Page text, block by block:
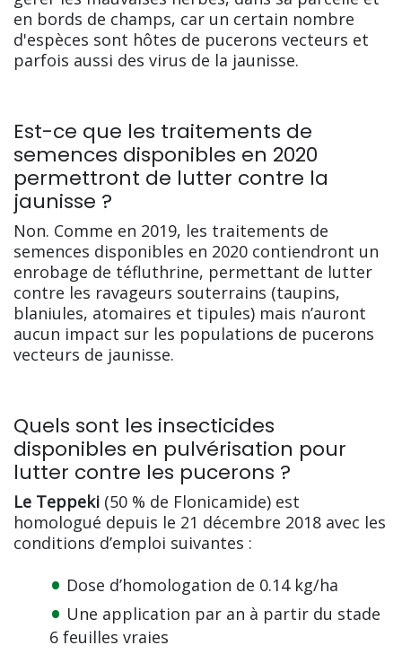
en bords de champs, car un certain nombre
d'espèces sont hôtes de pucerons vecteurs et
parfois aussi des virus de la jaunisse.
Est-ce que les traitements de
semences disponibles en 2020
permettront de lutter contre la
jaunisse ?
Non. Comme en 2019, les traitements de
semences disponibles en 2020 contiendront un
enrobage de téfluthrine, permettant de lutter
contre les ravageurs souterrains (taupins,
blaniules, atomaires et tipules) mais n’auront
aucun impact sur les populations de pucerons
vecteurs de jaunisse.
Quels sont les insecticides
disponibles en pulvérisation pour
lutter contre les pucerons ?
Le Teppeki (50 % de Flonicamide) est
homologué depuis le 21 décembre 2018 avec les
conditions d’emploi suivantes :
Dose d’homologation de 0.14 kg/ha
Une application par an à partir du stade
6 feuilles vraies